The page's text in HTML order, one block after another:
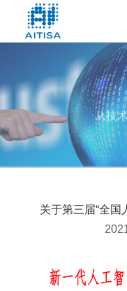
从技
关于第三届“全国